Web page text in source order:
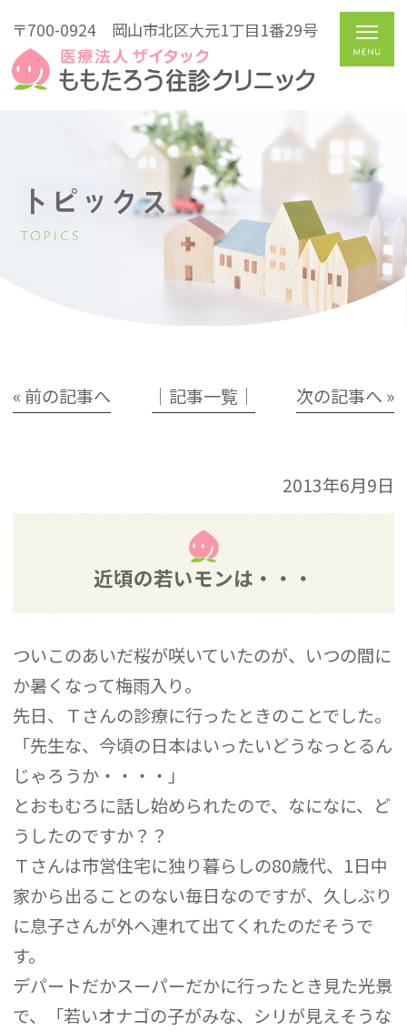
〒700-0924 岡山市北区大元1丁目1番29号
トピックス
TOPICS
« 前の記事へ │記事一覧│ 次の記事へ »
2013年6月9日
近頃の若いモンは・・・
ついこのあいだ桜が咲いていたのが、いつの間に
か暑くなって梅雨入り。
先日、Ｔさんの診療に行ったときのことでした。
「先生な、今頃の日本はいったいどうなっとるん
じゃろうか・・・・」
とおもむろに話し始められたので、なになに、ど
うしたのですか？？
Ｔさんは市営住宅に独り暮らしの80歳代、1日中
家から出ることのない毎日なのですが、久しぶり
に息子さんが外へ連れて出てくれたのだそうで
す。
デパートだかスーパーだかに行ったとき見た光景
で、「若いオナゴの子がみな、シリが見えそうな